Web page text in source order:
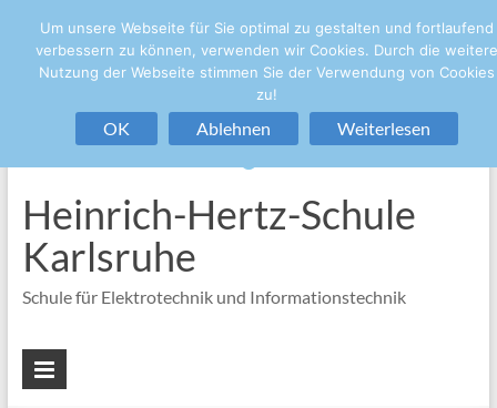
+49 721/133-4848 sekretariat@hhs.karlsruhe.de
Heinrich-Hertz-Schule
Karlsruhe
Schule für Elektrotechnik und Informationstechnik
Um unsere Webseite für Sie optimal zu gestalten und fortlaufend
verbessern zu können, verwenden wir Cookies. Durch die weitere
Nutzung der Webseite stimmen Sie der Verwendung von Cookies
zu!
OK Ablehnen Weiterlesen